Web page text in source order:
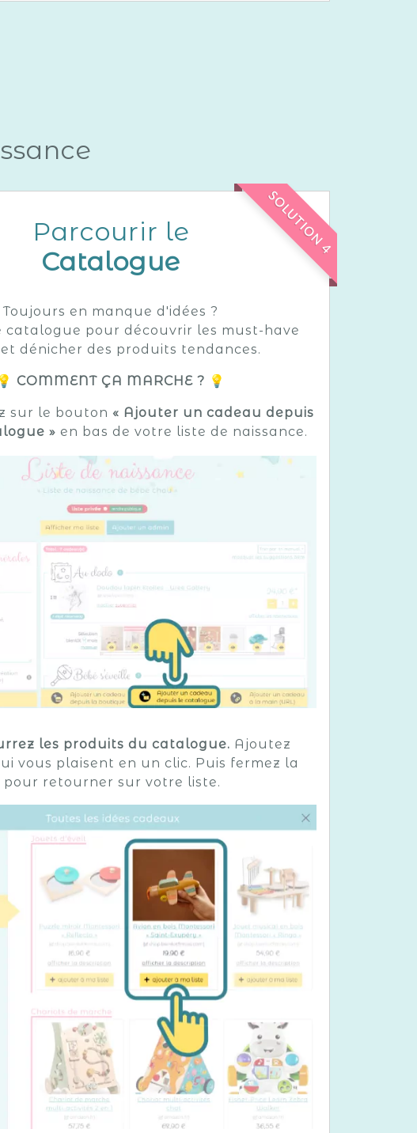
SOLUTION 4
Parcourir le
Catalogue
Toujours en manque d'idées ?
catalogue pour découvrir les must-have
et dénicher des produits tendances.
💡 COMMENT ÇA MARCHE ? 💡
sur le bouton « Ajouter un cadeau depuis
» en bas de votre liste de naissance.
les produits du catalogue. Ajoutez
vous plaisent en un clic. Puis fermez la
pour retourner sur votre liste.